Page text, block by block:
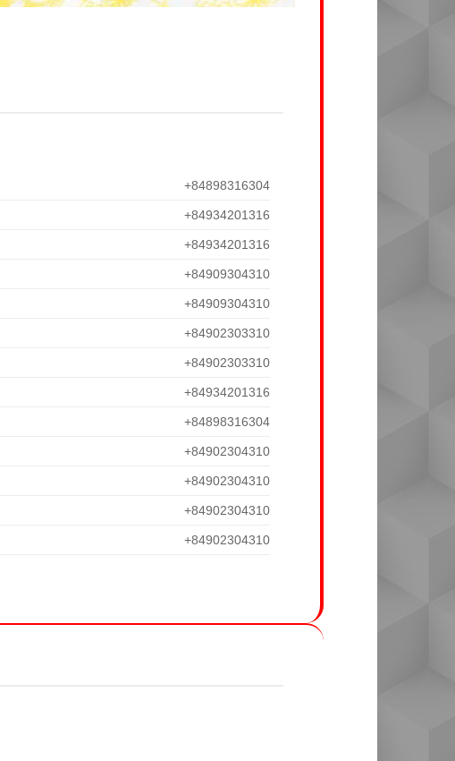
+84898316304
+84934201316
+84934201316
+84909304310
+84909304310
+84902303310
+84902303310
+84934201316
+84898316304
+84902304310
+84902304310
+84902304310
+84902304310